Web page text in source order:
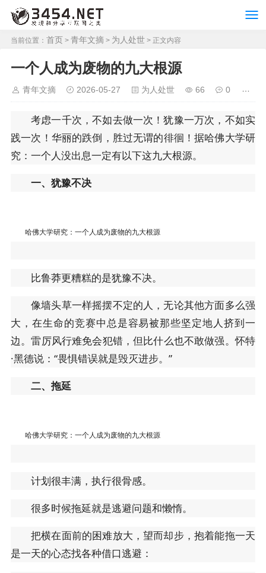
当前位置： 首页 > 青年文摘 > 为人处世 > 正文内容
一个人成为废物的九大根源
青年文摘 2026-05-27 为人处世 66 0
考虑一千次，不如去做一次！犹豫一万次，不如实
践一次！华丽的跌倒，胜过无谓的徘徊！据哈佛大学研
究：一个人没出息一定有以下这九大根源。
一、犹豫不决
哈佛大学研究：一个人成为废物的九大根源
比鲁莽更糟糕的是犹豫不决。
像墙头草一样摇摆不定的人，无论其他方面多么强
大，在生命的竞赛中总是容易被那些坚定地人挤到一
边。雷厉风行难免会犯错，但比什么也不敢做强。怀特
·黑德说：“畏惧错误就是毁灭进步。”
二、拖延
哈佛大学研究：一个人成为废物的九大根源
计划很丰满，执行很骨感。
很多时候拖延就是逃避问题和懒惰。
把横在面前的困难放大，望而却步，抱着能拖一天
是一天的心态找各种借口逃避：